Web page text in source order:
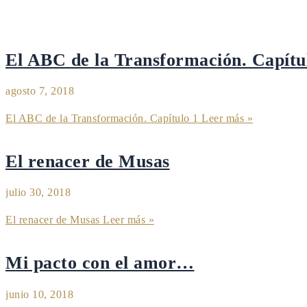
El ABC de la Transformación.
agosto 7, 2018
El ABC de la Transformación. Capítulo 1 Leer más »
El renacer de Musas
julio 30, 2018
El renacer de Musas Leer más »
Mi pacto con el amor…
junio 10, 2018